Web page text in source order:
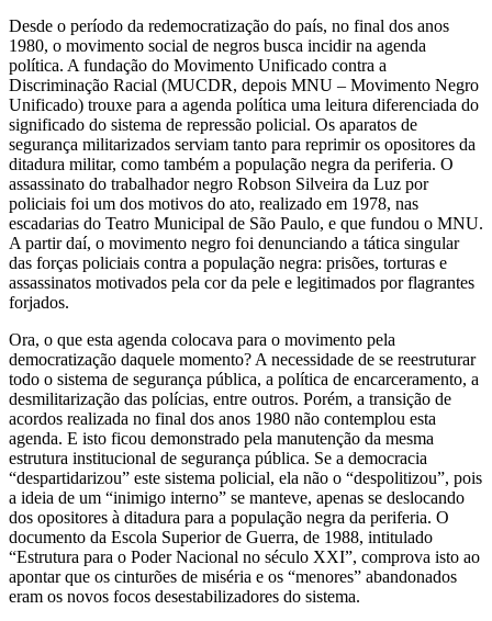
Desde o período da redemocratização do país, no final dos anos
1980, o movimento social de negros busca incidir na agenda
política. A fundação do Movimento Unificado contra a
Discriminação Racial (MUCDR, depois MNU – Movimento Negro
Unificado) trouxe para a agenda política uma leitura diferenciada do
significado do sistema de repressão policial. Os aparatos de
segurança militarizados serviam tanto para reprimir os opositores da
ditadura militar, como também a população negra da periferia. O
assassinato do trabalhador negro Robson Silveira da Luz por
policiais foi um dos motivos do ato, realizado em 1978, nas
escadarias do Teatro Municipal de São Paulo, e que fundou o MNU.
A partir daí, o movimento negro foi denunciando a tática singular
das forças policiais contra a população negra: prisões, torturas e
assassinatos motivados pela cor da pele e legitimados por flagrantes
forjados.
Ora, o que esta agenda colocava para o movimento pela
democratização daquele momento? A necessidade de se reestruturar
todo o sistema de segurança pública, a política de encarceramento, a
desmilitarização das polícias, entre outros. Porém, a transição de
acordos realizada no final dos anos 1980 não contemplou esta
agenda. E isto ficou demonstrado pela manutenção da mesma
estrutura institucional de segurança pública. Se a democracia
“despartidarizou” este sistema policial, ela não o “despolitizou”, pois
a ideia de um “inimigo interno” se manteve, apenas se deslocando
dos opositores à ditadura para a população negra da periferia. O
documento da Escola Superior de Guerra, de 1988, intitulado
“Estrutura para o Poder Nacional no século XXI”, comprova isto ao
apontar que os cinturões de miséria e os “menores” abandonados
eram os novos focos desestabilizadores do sistema.